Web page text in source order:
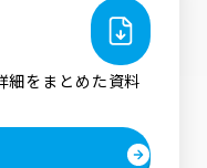
細をまとめた資料